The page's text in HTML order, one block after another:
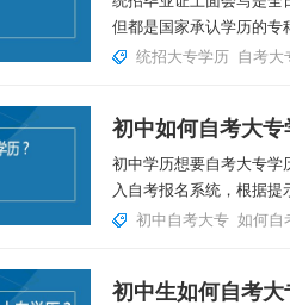
但都是国家承认学历的专
统招大专学历 自考大
初中如何自考大专
初中学历想要自考大专学
入自考报名系统，根据提
初中自考大专 如何自